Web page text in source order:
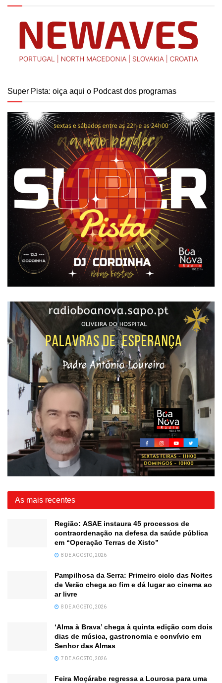
Super Pista: oiça aqui o Podcast dos programas
As mais recentes
Região: ASAE instaura 45 processos de
contraordenação na defesa da saúde pública
em “Operação Terras de Xisto”
8 DE AGOSTO, 2026
Pampilhosa da Serra: Primeiro ciclo das Noites
de Verão chega ao fim e dá lugar ao cinema ao
ar livre
8 DE AGOSTO, 2026
‘Alma à Brava’ chega à quinta edição com dois
dias de música, gastronomia e convívio em
Senhor das Almas
7 DE AGOSTO, 2026
Feira Moçárabe regressa a Lourosa para uma